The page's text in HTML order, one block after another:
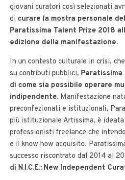
giovani curatori così selezionati
di curare la mostra personale
Paratissima Talent Prize 2018
edizione della manifestazione.
In un contesto culturale in crisi,
su contributi pubblici,
di come sia possibile operare
indipendente. Manifestazione
preconfezionati e istituzionali,
più istituzionale Artissima, è
professionisti freelance che
e il know how acquisito.
successo riscontrato dal 2014 al
di N.I.C.E.: New Independent